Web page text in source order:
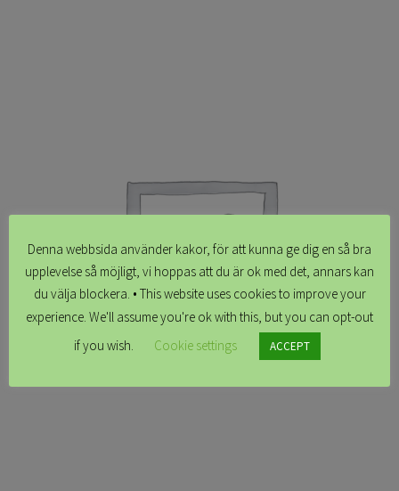
Denna webbsida använder kakor, för att kunna ge dig en så bra
upplevelse så möjligt, vi hoppas att du är ok med det, annars kan
du välja blockera. • This website uses cookies to improve your
experience. We'll assume you're ok with this, but you can opt-out
if you wish.
Cookie settings ACCEPT